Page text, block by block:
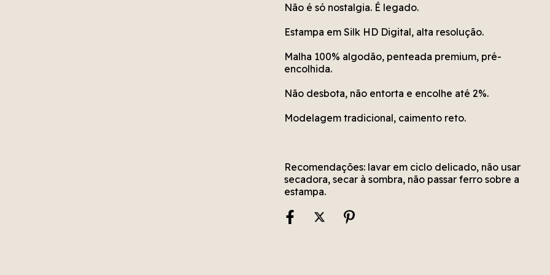
Não é só nostalgia. É legado.
Estampa em Silk HD Digital, alta resolução.
Malha 100% algodão, penteada premium, pré-
encolhida.
Não desbota, não entorta e encolhe até 2%.
Modelagem tradicional, caimento reto.
Recomendações: lavar em ciclo delicado, não usar
secadora, secar à sombra, não passar ferro sobre a
estampa.